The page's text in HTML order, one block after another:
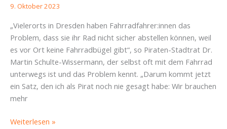
9. Oktober 2023
„Vielerorts in Dresden haben Fahrradfahrer:innen das
Problem, dass sie ihr Rad nicht sicher abstellen können, weil
es vor Ort keine Fahrradbügel gibt“, so Piraten-Stadtrat Dr.
Martin Schulte-Wissermann, der selbst oft mit dem Fahrrad
unterwegs ist und das Problem kennt. „Darum kommt jetzt
ein Satz, den ich als Pirat noch nie gesagt habe: Wir brauchen
mehr
Fahrradflundern
Weiterlesen »